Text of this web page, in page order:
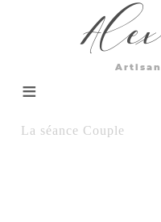
La séance Couple